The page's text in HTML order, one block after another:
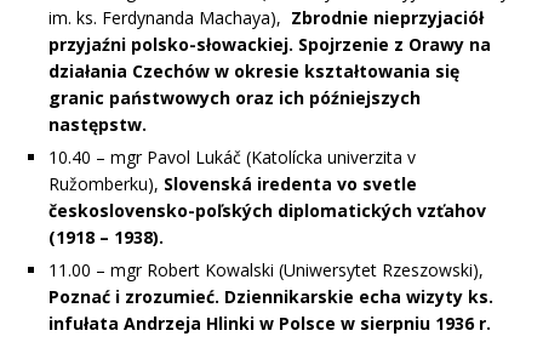
im. ks. Ferdynanda Machaya), Zbrodnie nieprzyjaciół
przyjaźni polsko-słowackiej. Spojrzenie z Orawy na
działania Czechów w okresie kształtowania się
granic państwowych oraz ich późniejszych
następstw.
10.40 – mgr Pavol Lukáč (Katolícka univerzita v
Ružomberku), Slovenská iredenta vo svetle
československo-poľských diplomatických vzťahov
(1918 – 1938).
11.00 – mgr Robert Kowalski (Uniwersytet Rzeszowski),
Poznać i zrozumieć. Dziennikarskie echa wizyty ks.
infułata Andrzeja Hlinki w Polsce w sierpniu 1936 r.